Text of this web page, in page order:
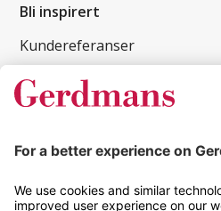
Bli inspirert
Kundereferanser
Magasin
Tips og guider
Kontakt
info@gerdmans.no